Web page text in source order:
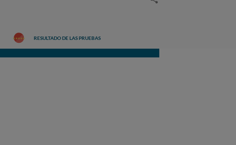
RESULTADO DE LAS PRUEBAS